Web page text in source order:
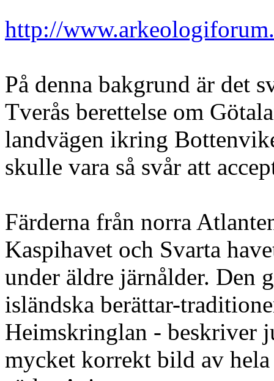
http://
På denna bakgrund är det
Tverås berettelse om
landvägen ikring
skulle vara så svår att
Färderna från norra
Kaspihavet och Svarta
under äldre järnålder. Den
isländska berättar-
Heimskringlan - beskriver
mycket korrekt bild av